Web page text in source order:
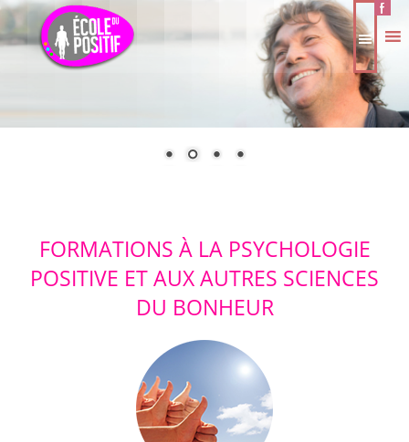
FORMATIONS À LA PSYCHOLOGIE
POSITIVE ET AUX AUTRES SCIENCES
DU BONHEUR